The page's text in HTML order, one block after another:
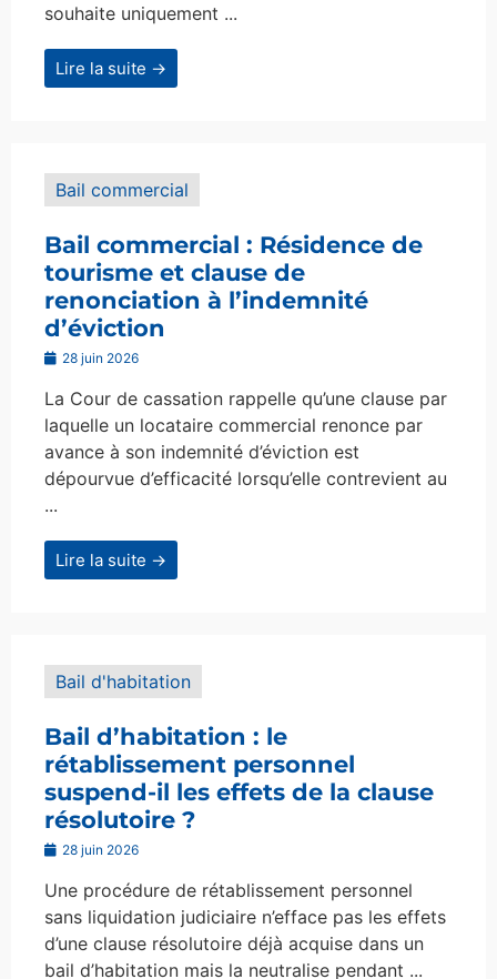
souhaite uniquement ...
Lire la suite →
Bail commercial
Bail commercial : Résidence de
tourisme et clause de
renonciation à l’indemnité
d’éviction
28 juin 2026
La Cour de cassation rappelle qu’une clause par
laquelle un locataire commercial renonce par
avance à son indemnité d’éviction est
dépourvue d’efficacité lorsqu’elle contrevient au
...
Lire la suite →
Bail d'habitation
Bail d’habitation : le
rétablissement personnel
suspend-il les effets de la clause
résolutoire ?
28 juin 2026
Une procédure de rétablissement personnel
sans liquidation judiciaire n’efface pas les effets
d’une clause résolutoire déjà acquise dans un
bail d’habitation mais la neutralise pendant ...